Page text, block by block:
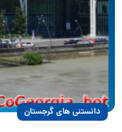
دانستنی های گرجستان